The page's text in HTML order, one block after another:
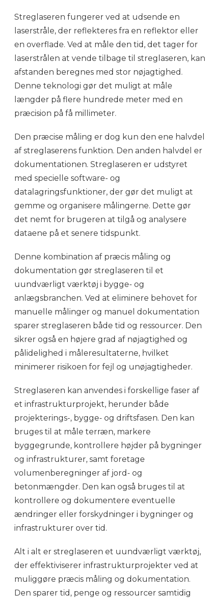
Streglaseren fungerer ved at udsende en
laserstråle, der reflekteres fra en reflektor eller
en overflade. Ved at måle den tid, det tager for
laserstrålen at vende tilbage til streglaseren, kan
afstanden beregnes med stor nøjagtighed.
Denne teknologi gør det muligt at måle
længder på flere hundrede meter med en
præcision på få millimeter.
Den præcise måling er dog kun den ene halvdel
af streglaserens funktion. Den anden halvdel er
dokumentationen. Streglaseren er udstyret
med specielle software- og
datalagringsfunktioner, der gør det muligt at
gemme og organisere målingerne. Dette gør
det nemt for brugeren at tilgå og analysere
dataene på et senere tidspunkt.
Denne kombination af præcis måling og
dokumentation gør streglaseren til et
uundværligt værktøj i bygge- og
anlægsbranchen. Ved at eliminere behovet for
manuelle målinger og manuel dokumentation
sparer streglaseren både tid og ressourcer. Den
sikrer også en højere grad af nøjagtighed og
pålidelighed i måleresultaterne, hvilket
minimerer risikoen for fejl og unøjagtigheder.
Streglaseren kan anvendes i forskellige faser af
et infrastrukturprojekt, herunder både
projekterings-, bygge- og driftsfasen. Den kan
bruges til at måle terræn, markere
byggegrunde, kontrollere højder på bygninger
og infrastrukturer, samt foretage
volumenberegninger af jord- og
betonmængder. Den kan også bruges til at
kontrollere og dokumentere eventuelle
ændringer eller forskydninger i bygninger og
infrastrukturer over tid.
Alt i alt er streglaseren et uundværligt værktøj,
der effektiviserer infrastrukturprojekter ved at
muliggøre præcis måling og dokumentation.
Den sparer tid, penge og ressourcer samtidig